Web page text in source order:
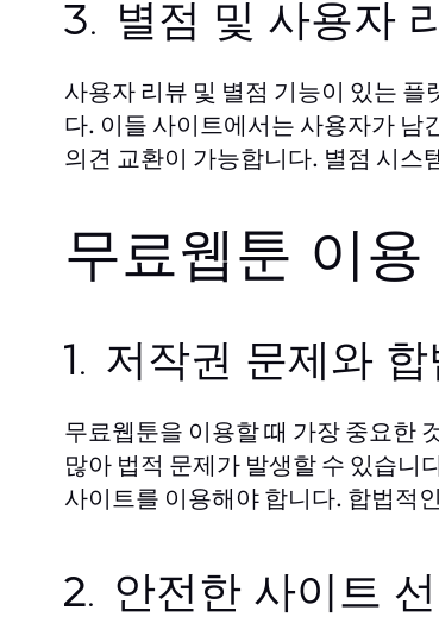
3. 별점 및 사용자
사용자 리뷰 및 별점 기능이 있는
다. 이들 사이트에서는 사용자가 남
의견 교환이 가능합니다. 별점 시스
무료웹툰 이
1. 저작권 문제와
무료웹툰을 이용할 때 가장 중요한
많아 법적 문제가 발생할 수 있습니
사이트를 이용해야 합니다. 합법적
2. 안전한 사이트